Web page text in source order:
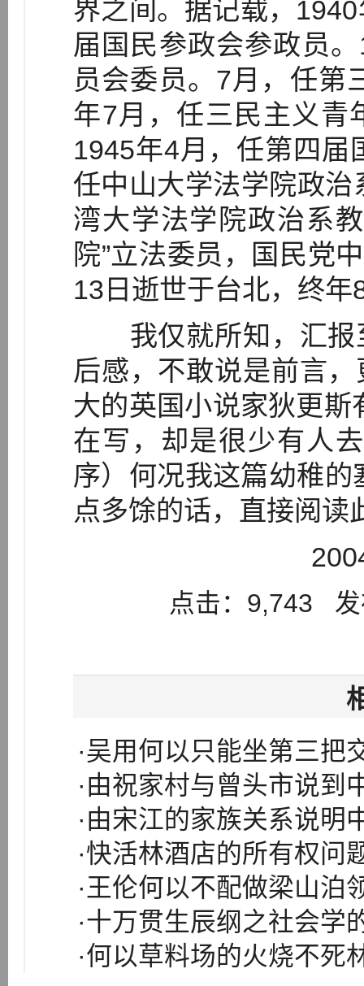
界之间。据记载，
届国民参政会参政员
员会委员。7月，任第
年7月，任三民主义青
1945年4月，任第四届
任中山大学法学院政
湾大学法学院政治系
院”立法委员，国民党
13日逝世于台北，终年
我仅就所知，汇报
后感，不敢说是前言
大的英国小说家狄更斯
在写，却是很少有人
序）何况我这篇幼稚
点多馀的话，直接阅读
点击：9,743
·吴用何以只能坐第三把
·由祝家村与曾头市说到
·由宋江的家族关系说明
·快活林酒店的所有权问
·王伦何以不配做梁山泊
·十万贯生辰纲之社会学
·何以草料场的火烧不死